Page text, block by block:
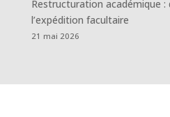
Restructuration académique :
l’expédition facultaire
21 mai 2026